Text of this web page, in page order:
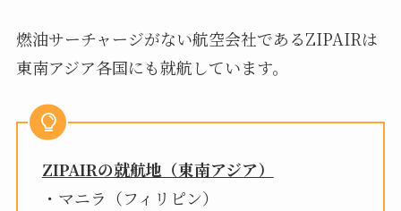
燃油サーチャージがない航空会社であるZIPAIRは
東南アジア各国にも就航しています。
ZIPAIRの就航地（東南アジア）
・マニラ（フィリピン）